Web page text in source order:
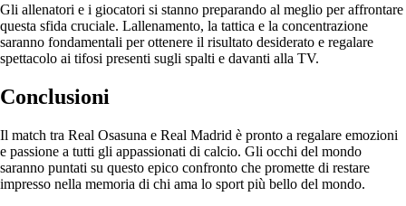
Gli allenatori e i giocatori si stanno preparando al meglio per affrontare
questa sfida cruciale. Lallenamento, la tattica e la concentrazione
saranno fondamentali per ottenere il risultato desiderato e regalare
spettacolo ai tifosi presenti sugli spalti e davanti alla TV.
Conclusioni
Il match tra Real Osasuna e Real Madrid è pronto a regalare emozioni
e passione a tutti gli appassionati di calcio. Gli occhi del mondo
saranno puntati su questo epico confronto che promette di restare
impresso nella memoria di chi ama lo sport più bello del mondo.